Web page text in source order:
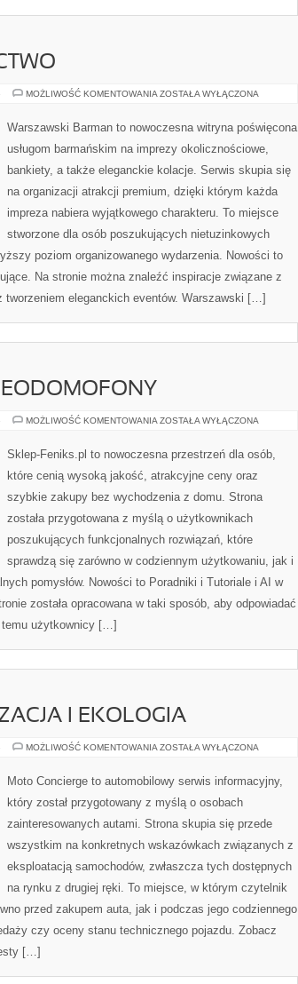
MOŻLIWOŚĆ KOMENTOWANIA PIWO
ZOSTAŁA WYŁĄCZONA
Warszawski Barman to nowoczesna witryna poświęcona
usługom barmańskim na imprezy okolicznościowe,
bankiety, a także eleganckie kolacje. Serwis skupia się
na organizacji atrakcji premium, dzięki którym każda
impreza nabiera wyjątkowego charakteru. To miejsce
stworzone dla osób poszukujących nietuzinkowych
poziom organizowanego wydarzenia. Nowości to
Na stronie można znaleźć inspiracje związane z
tworzeniem eleganckich eventów. Warszawski […]
MOŻLIWOŚĆ KOMENTOWANIA MONITORING
ZOSTAŁA WYŁĄCZONA
Sklep-Feniks.pl to nowoczesna przestrzeń dla osób,
które cenią wysoką jakość, atrakcyjne ceny oraz
szybkie zakupy bez wychodzenia z domu. Strona
została przygotowana z myślą o użytkownikach
poszukujących funkcjonalnych rozwiązań, które
sprawdzą się zarówno w codziennym użytkowaniu, jak i
pomysłów. Nowości to Poradniki i Tutoriale i AI w
została opracowana w taki sposób, aby odpowiadać
temu użytkownicy […]
I EKOLOGIA
MOŻLIWOŚĆ KOMENTOWANIA ZIELONA
EKOLOGIA
ZOSTAŁA WYŁĄCZONA
Moto Concierge to automobilowy serwis informacyjny,
który został przygotowany z myślą o osobach
zainteresowanych autami. Strona skupia się przede
wszystkim na konkretnych wskazówkach związanych z
eksploatacją samochodów, zwłaszcza tych dostępnych
na rynku z drugiej ręki. To miejsce, w którym czytelnik
przed zakupem auta, jak i podczas jego codziennego
czy oceny stanu technicznego pojazdu. Zobacz
[…]